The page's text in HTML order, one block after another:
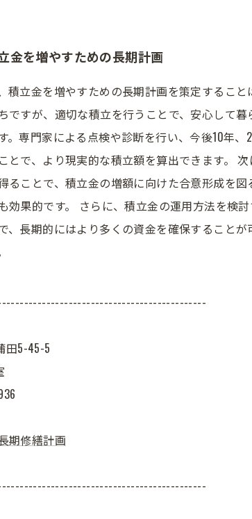
金を増やすための長期計画
積立金を増やすための長期計画を策定するこ
ですが、適切な積立を行うことで、安心して
。専門家による点検や診断を行い、今後10年
とで、より現実的な積立額を算出できます。
ることで、積立金の増額に向けた合意形成を
効果的です。 さらに、積立金の運用方法を検
、長期的にはより多くの資金を確保すること
田5-45-5
期修繕計画